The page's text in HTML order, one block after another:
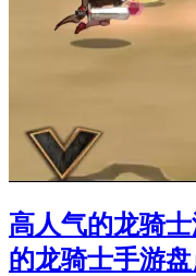
高人气的龙骑
的龙骑士手游